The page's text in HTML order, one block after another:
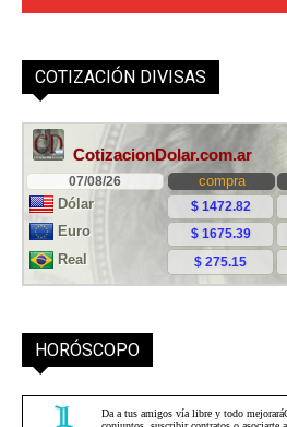
COTIZACIÓN DIVISAS
HORÓSCOPO